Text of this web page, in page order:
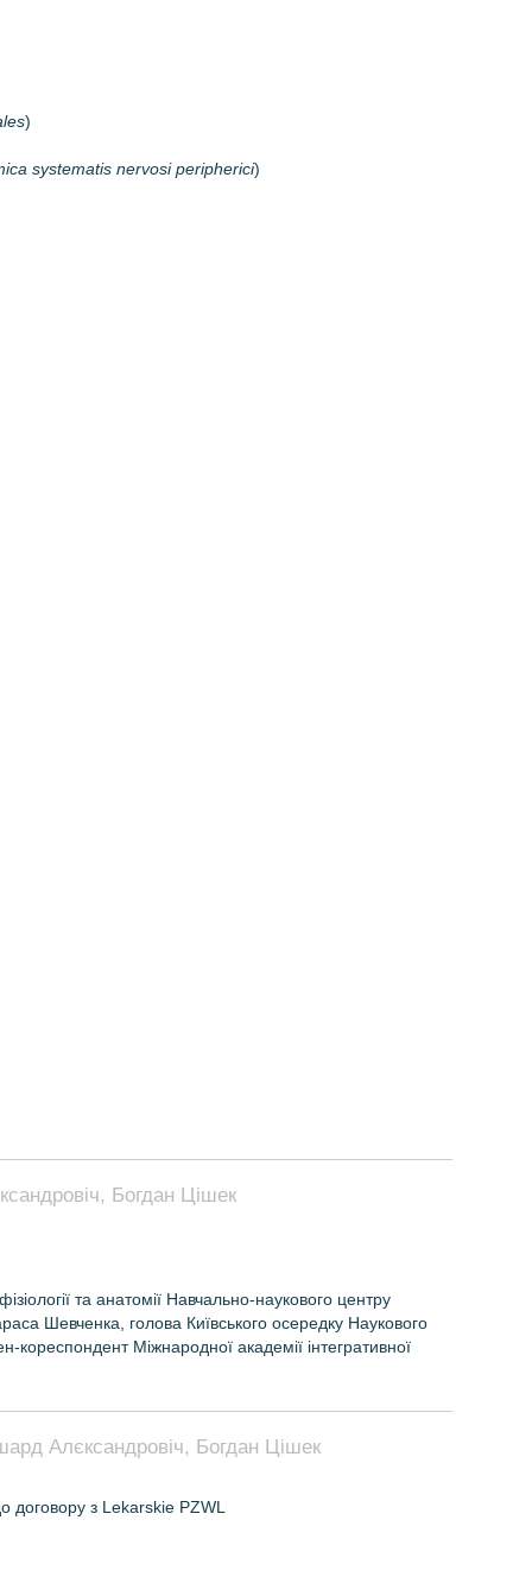
)
systematis nervosi peripherici)
Богдан Цішек
та анатомії Навчально-наукового центру
Шевченка, голова Київського осередку Наукового
кореспондент Міжнародної академії інтегративної
Алєксандровіч, Богдан Цішек
договору з Lekarskie PZWL